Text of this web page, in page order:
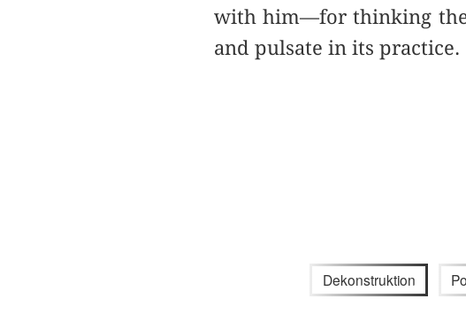
with him—for thinking
and pulsate in its practice.
Dekonstruktion